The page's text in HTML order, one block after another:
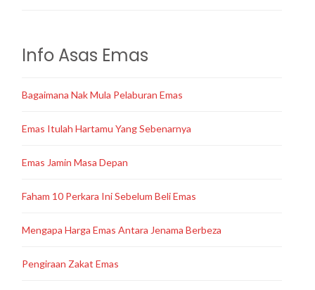
Info Asas Emas
Bagaimana Nak Mula Pelaburan Emas
Emas Itulah Hartamu Yang Sebenarnya
Emas Jamin Masa Depan
Faham 10 Perkara Ini Sebelum Beli Emas
Mengapa Harga Emas Antara Jenama Berbeza
Pengiraan Zakat Emas